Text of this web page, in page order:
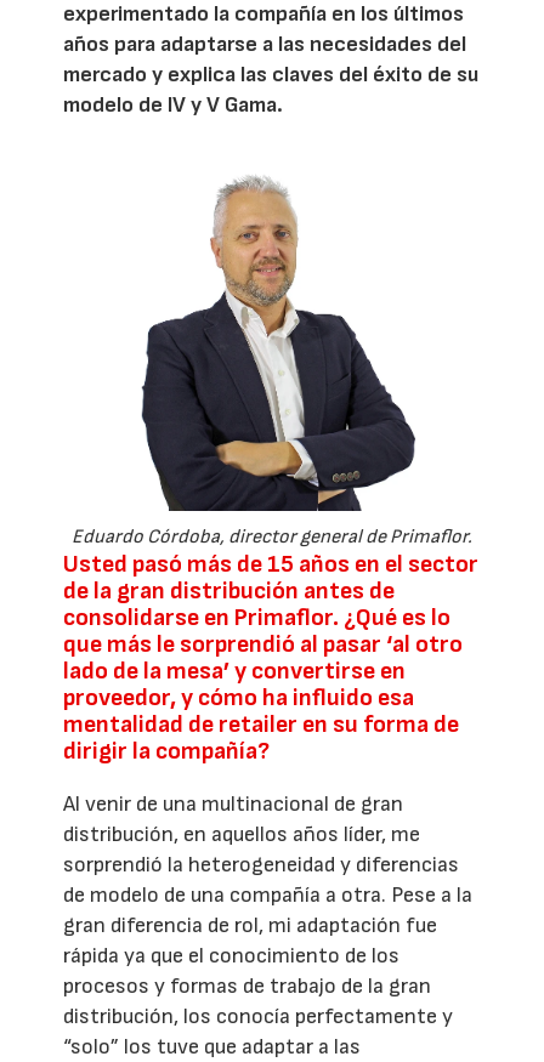
experimentado la compañía en los últimos
años para adaptarse a las necesidades del
mercado y explica las claves del éxito de su
modelo de IV y V Gama.
Eduardo Córdoba, director general de Primaflor.
Usted pasó más de 15 años en el sector
de la gran distribución antes de
consolidarse en Primaflor. ¿Qué es lo
que más le sorprendió al pasar ‘al otro
lado de la mesa’ y convertirse en
proveedor, y cómo ha influido esa
mentalidad de retailer en su forma de
dirigir la compañía?
Al venir de una multinacional de gran
distribución, en aquellos años líder, me
sorprendió la heterogeneidad y diferencias
de modelo de una compañía a otra. Pese a la
gran diferencia de rol, mi adaptación fue
rápida ya que el conocimiento de los
procesos y formas de trabajo de la gran
distribución, los conocía perfectamente y
“solo” los tuve que adaptar a las